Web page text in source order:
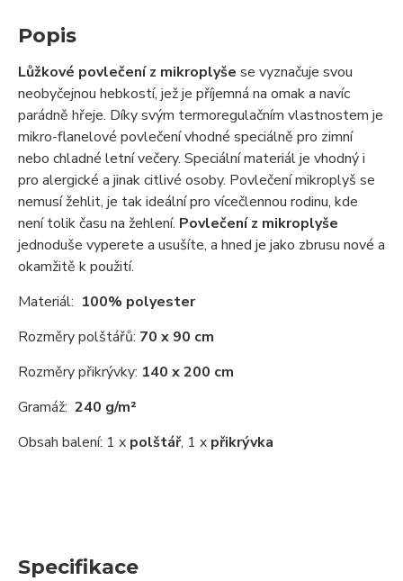
Popis
Lůžkové povlečení z mikroplyše se vyznačuje svou
neobyčejnou hebkostí, jež je příjemná na omak a navíc
parádně hřeje. Díky svým termoregulačním vlastnostem je
mikro-flanelové povlečení vhodné speciálně pro zimní
nebo chladné letní večery. Speciální materiál je vhodný i
pro alergické a jinak citlivé osoby. Povlečení mikroplyš se
nemusí žehlit, je tak ideální pro vícečlennou rodinu, kde
není tolik času na žehlení. Povlečení z mikroplyše
jednoduše vyperete a usušíte, a hned je jako zbrusu nové a
okamžitě k použití.
Materiál: 100% polyester
Rozměry polštářů: 70 x 90 cm
Rozměry přikrývky: 140 x 200 cm
Gramáž: 240 g/m²
Obsah balení: 1 x polštář, 1 x přikrývka
Specifikace